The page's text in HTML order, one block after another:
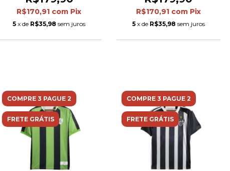
R$170,91 com Pix
5 x de R$35,98 sem juros
R$170,91 com Pix
5 x de R$35,98 sem juros
COMPRE 3 PAGUE 2
FRETE GRÁTIS
COMPRE 3 PAGUE 2
FRETE GRÁTIS